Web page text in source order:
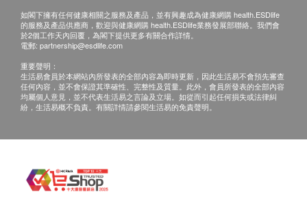
下午2時至6時)。
a. 醫生講解報告只限旺角分店，若有需要請聯
絡旺角分店查詢。
b. 如果客戶已完成電話或面解服務，若再要求
一律作銷毀處理及不會存底，客戶如需額外索取
如閣下擁有任何健康相關之服務及產品，並有興趣成為健康網購 health.ESDlife
的服務及產品供應商，歡迎與健康網購 health.ESDlife業務發展部聯絡。我們會
於2個工作天內回覆，為閣下提供更多有關合作詳情。
電郵: partnership@esdlife.com
重要聲明：
生活易會員於本網站內所發表的全部內容為即時更新，因此生活易不會預先審查
任何內容，並不會保證其準確性、完整性及質量。此外，會員所發表的全部內容
均屬個人意見，並不代表生活易之言論及立場。如從而引起任何損失或法律糾
紛，生活易概不負責。有關詳情請參閱生活易的免責聲明。